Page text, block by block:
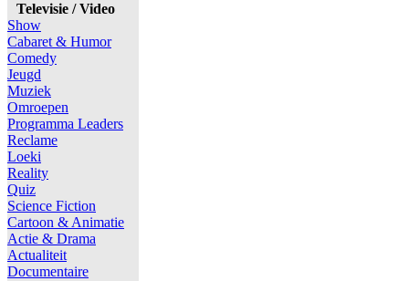
Televisie / Video
Show
Cabaret & Humor
Comedy
Jeugd
Muziek
Omroepen
Programma Leaders
Reclame
Loeki
Reality
Quiz
Science Fiction
Cartoon & Animatie
Actie & Drama
Actualiteit
Documentaire